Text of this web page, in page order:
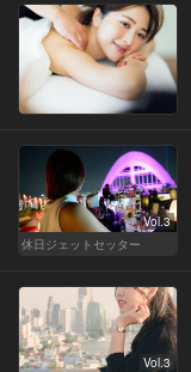
Vol.3
休日ジェットセッター
Vol.3